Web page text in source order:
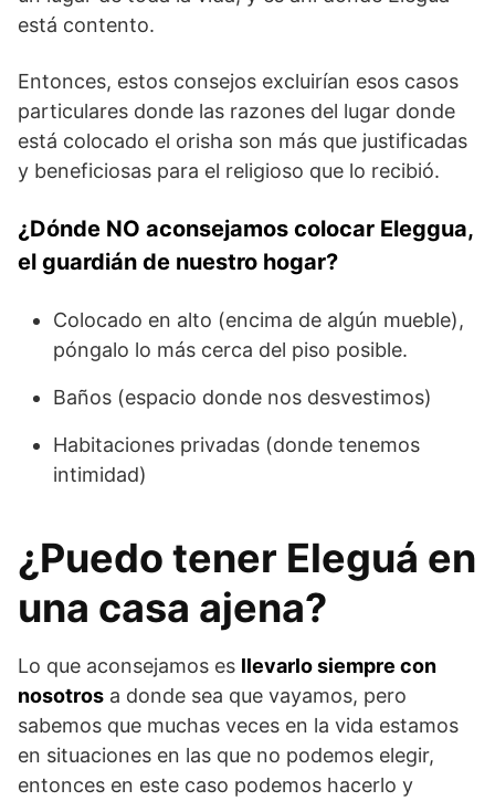
está contento.
Entonces, estos consejos excluirían esos casos
particulares donde las razones del lugar donde
está colocado el orisha son más que justificadas
y beneficiosas para el religioso que lo recibió.
¿Dónde NO aconsejamos colocar Eleggua,
el guardián de nuestro hogar?
Colocado en alto (encima de algún mueble),
póngalo lo más cerca del piso posible.
Baños (espacio donde nos desvestimos)
Habitaciones privadas (donde tenemos
intimidad)
¿Puedo tener Eleguá en
una casa ajena?
Lo que aconsejamos es llevarlo siempre con
nosotros a donde sea que vayamos, pero
sabemos que muchas veces en la vida estamos
en situaciones en las que no podemos elegir,
entonces en este caso podemos hacerlo y